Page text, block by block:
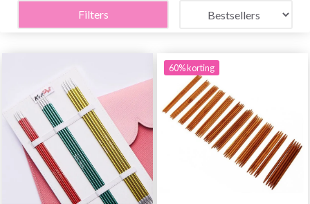
Filters
60% korting